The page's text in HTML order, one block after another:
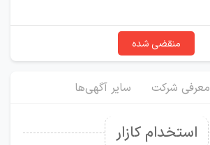
منقضی شده
معرفی شرکت سایر آگهی‌ها
استخدام کازار